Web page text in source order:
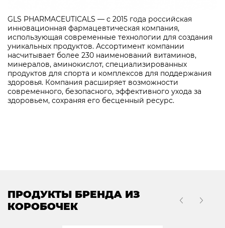
GLS PHARMACEUTICALS — с 2015 года российская
инновационная фармацевтическая компания,
использующая современные технологии для создания
уникальных продуктов. Ассортимент компании
насчитывает более 230 наименований витаминов,
минералов, аминокислот, специализированных
продуктов для спорта и комплексов для поддержания
здоровья. Компания расширяет возможности
современного, безопасного, эффективного ухода за
здоровьем, сохраняя его бесценный ресурс.
ПРОДУКТЫ БРЕНДА ИЗ
КОРОБОЧЕК